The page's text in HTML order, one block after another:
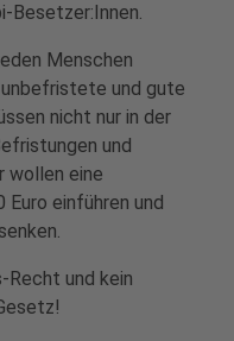
Besetzer:Innen.
Menschen
unbefristete und gute
nicht nur in der
und
wollen eine
einführen und
Recht und kein